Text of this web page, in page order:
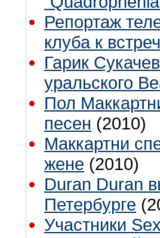
Репортаж
клуба к
Гарик
уральского
Пол
песен (2010)
Маккартни
жене (2010)
Duran Duran
Петербурге
Участники